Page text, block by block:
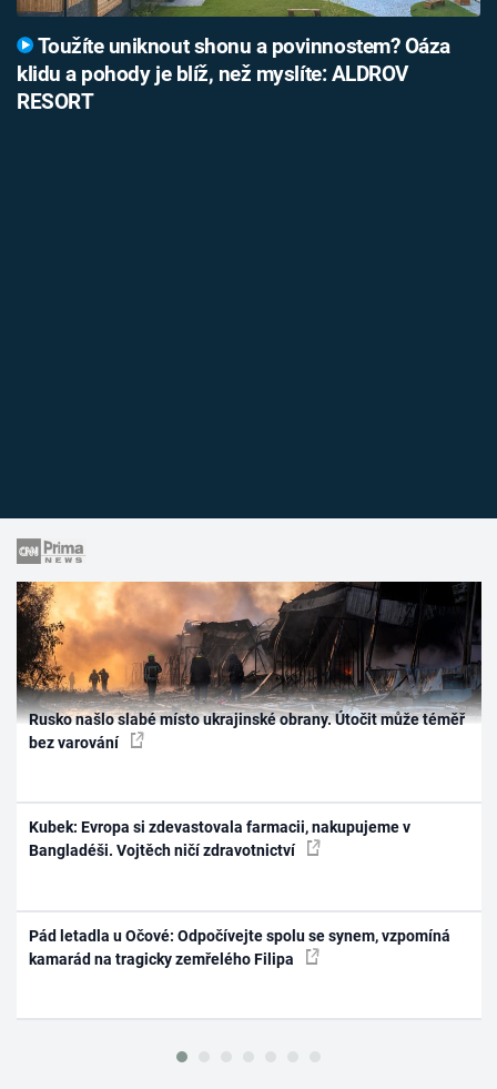
Toužíte uniknout shonu a povinnostem? Oáza
klidu a pohody je blíž, než myslíte: ALDROV
RESORT
Rusko našlo slabé místo ukrajinské obrany. Útočit může téměř
bez varování
Kubek: Evropa si zdevastovala farmacii, nakupujeme v
Bangladéši. Vojtěch ničí zdravotnictví
Pád letadla u Očové: Odpočívejte spolu se synem, vzpomíná
kamarád na tragicky zemřelého Filipa